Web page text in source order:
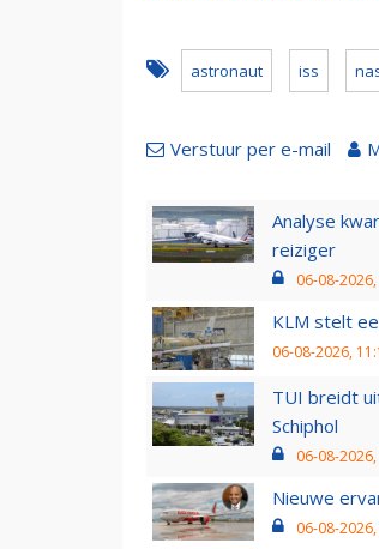
astronaut iss
Verstuur per e-mail
Analyse
reiziger
06-08-
KLM stelt
06-08-2026,
TUI breidt
Schiphol
06-08-
Nieuwe
06-08-